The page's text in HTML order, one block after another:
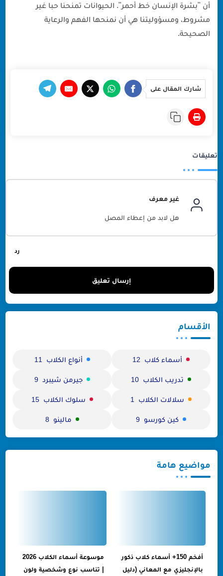
أن "بشرة الإنسان خط أحمر". الحيوانات تمنحنا حبا غير
مشروط، ومسؤوليتنا هي أن نمنحها الفهم والرعاية
الصحيحة.
شارك المقال على
تعليقات
غير معرف
هل لابد من إعطاء المصل
إرسال تعليق
الأقسام
أسماء كلاب 12 أنواع الكلاب 11
تدريب الكلاب 10 جيرمن شيبرد 9
سلالات الكلاب 1 سلوك الكلاب 15
كين كورسو 9 مالينو 8
مواضيع هامة
أفخم 150+ أسماء كلاب ذكور
بالإنجليزي مع المعاني (دليل
موسوعة أسماء الكلاب 2026
| تناسب نوع وشخصية ولون